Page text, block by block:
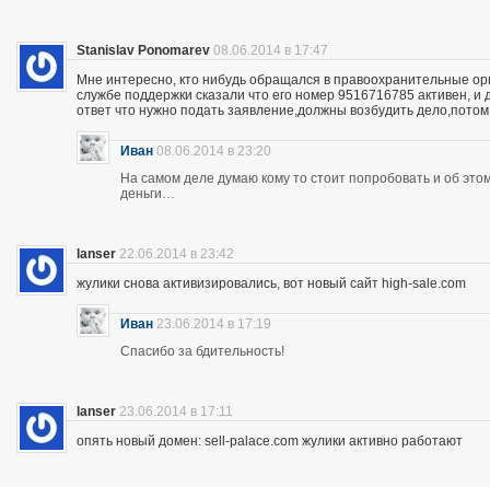
Stanislav Ponomarev 08.06.2014 в 17:47
Мне интересно, кто нибудь обращался в правоохранительные
службе поддержки сказали что его номер 9516716785 активен,
ответ что нужно подать заявление,должны возбудить
Иван 08.06.2014 в 23:20
На самом деле думаю кому то стоит попробовать и об
деньги…
lanser 22.06.2014 в 23:42
жулики снова активизировались, вот новый сайт high-sale.com
Иван 23.06.2014 в 17:19
Спасибо за бдительность!
lanser 23.06.2014 в 17:11
опять новый домен: sell-palace.com жулики активно работают